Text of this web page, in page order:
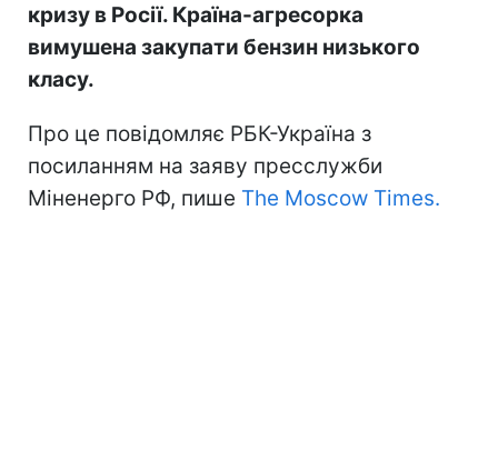
кризу в Росії. Країна-агресорка
вимушена закупати бензин низького
класу.
Про це повідомляє РБК-Україна з
посиланням на заяву пресслужби
Міненерго РФ, пише The Moscow Times.